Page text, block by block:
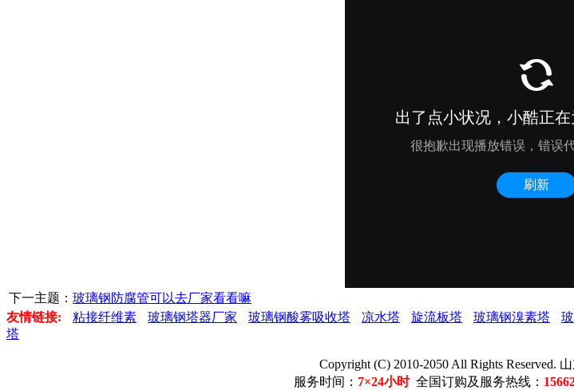
下一主题： 玻璃钢防腐管可以去厂家看看嘛
友情链接:
粘接纤维素 玻璃钢塔器厂家 玻璃钢酸雾吸收塔 凉水塔 旋流板塔 玻璃钢溴素塔
塔
Copyright (C) 2010-2050 All Rights Reserved.
服务时间： 7×24小时全国订购及服务热线：